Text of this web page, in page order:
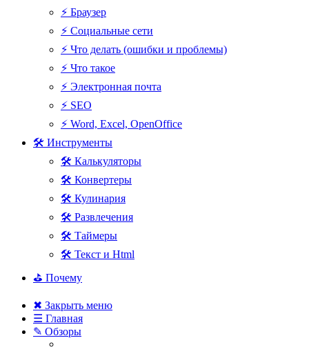
⚡ Браузер
⚡ Социальные сети
⚡ Что делать (ошибки и проблемы)
⚡ Что такое
⚡ Электронная почта
⚡ SEO
⚡ Word, Excel, OpenOffice
🛠 Инструменты
🛠 Калькуляторы
🛠 Конвертеры
🛠 Кулинария
🛠 Развлечения
🛠 Таймеры
🛠 Текст и Html
⛳ Почему
✖ Закрыть меню
☰ Главная
✎ Обзоры